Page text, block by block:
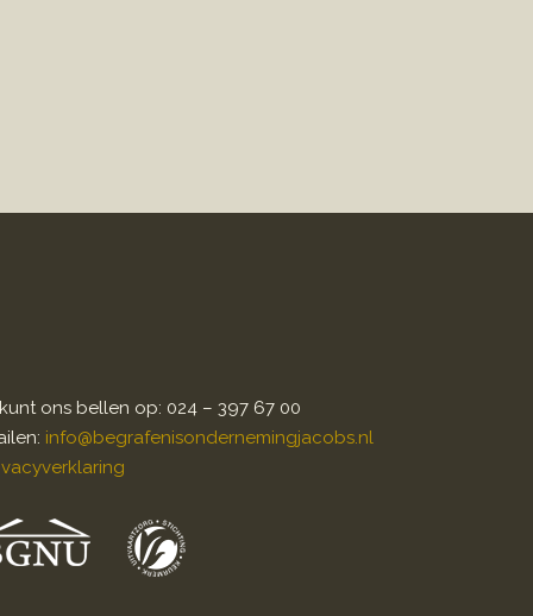
ons bellen op: 024 – 397 67 00
info@begrafenisondernemingjacobs.nl